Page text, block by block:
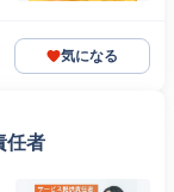
気になる
任者